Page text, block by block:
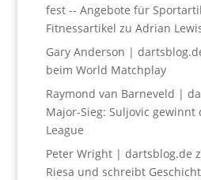
fest -- Angebote für
Fitnessartikel zu Adrian
Gary Anderson |
beim World Matchplay
Raymond van Barneveld |
Major-Sieg: Suljovic gewinnt
League
Peter Wright | dartsblog.de
Riesa und schreibt